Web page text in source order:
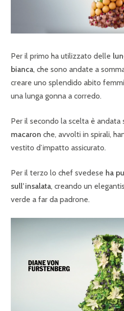
Per il primo ha utilizzato delle
bianca, che sono andate a
creare uno splendido abito
una lunga gonna a corredo.
Per il secondo la scelta è andata
macaron che, avvolti in spirali,
vestito d’impatto assicurato.
Per il terzo lo chef svedese ha
sull’insalata, creando un
verde a far da padrone.